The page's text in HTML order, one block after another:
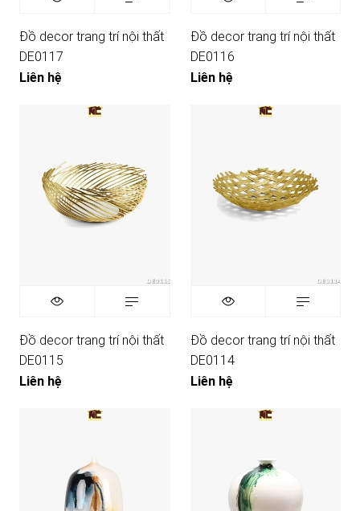
Đồ decor trang trí nội thất
DE0117
Liên hệ
Đồ decor trang trí nội thất
DE0116
Liên hệ
Đồ decor trang trí nội thất
DE0115
Liên hệ
Đồ decor trang trí nội thất
DE0114
Liên hệ